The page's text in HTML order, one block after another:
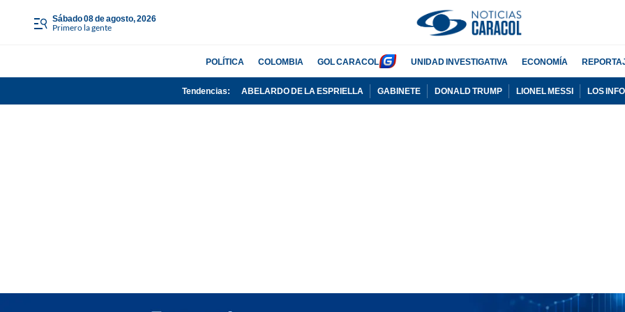
sábado 08 de agosto, 2026
Primero la gente
POLÍTICA COLOMBIA GOL CARACOL UNIDAD INVESTIGATIVA ECONOMÍA
Tendencias: ABELARDO DE LA ESPRIELLA GABINETE DONALD TRUMP LIONEL MESSI LOS